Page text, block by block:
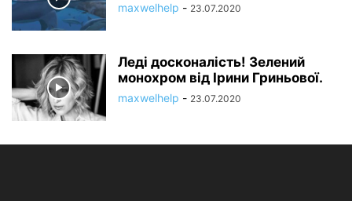
maxwelhelp - 23.07.2020
Леді досконалість! Зелений
монохром від Ірини Гриньової.
maxwelhelp - 23.07.2020